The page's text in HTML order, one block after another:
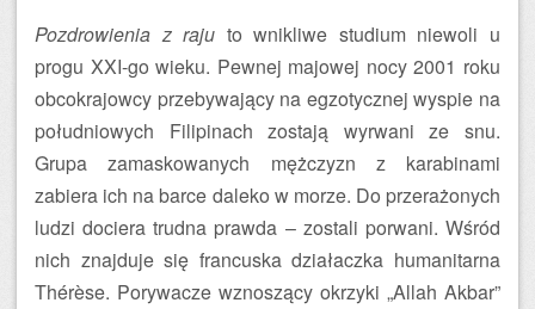
Pozdrowienia z raju to wnikliwe studium niewoli u
progu XXI-go wieku. Pewnej majowej nocy 2001 roku
obcokrajowcy przebywający na egzotycznej wyspie na
południowych Filipinach zostają wyrwani ze snu.
Grupa zamaskowanych mężczyzn z karabinami
zabiera ich na barce daleko w morze. Do przerażonych
ludzi dociera trudna prawda – zostali porwani. Wśród
nich znajduje się francuska działaczka humanitarna
Thérèse. Porywacze wznoszący okrzyki „Allah Akbar”